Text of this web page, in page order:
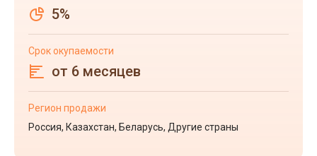
5%
Срок окупаемости
от 6 месяцев
Регион продажи
Россия, Казахстан, Беларусь, Другие страны